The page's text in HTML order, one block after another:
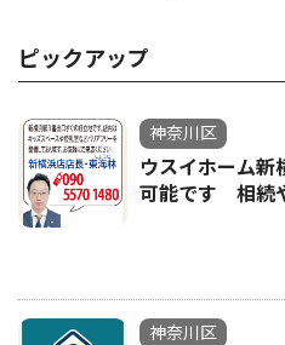
ピックアップ
神奈川区
ウスイホーム
可能です 相続
神奈川区